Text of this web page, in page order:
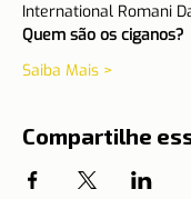
International Romani
Quem são os ciganos?
Saiba Mais >
Compartilhe